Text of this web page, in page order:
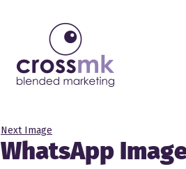
Next Image
WhatsApp